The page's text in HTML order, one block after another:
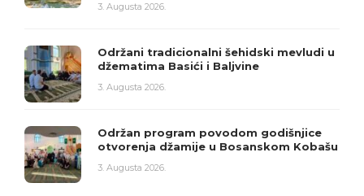
3. Augusta 2026.
Održani tradicionalni šehidski mevludi u
džematima Basići i Baljvine
3. Augusta 2026.
Održan program povodom godišnjice
otvorenja džamije u Bosanskom Kobašu
3. Augusta 2026.